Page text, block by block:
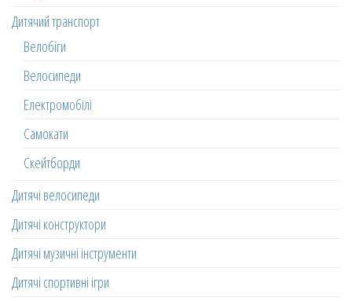
Дитячий транспорт
Велобіги
Велосипеди
Електромобілі
Самокати
Скейтборди
Дитячі велосипеди
Дитячі конструктори
Дитячі музичні інструменти
Дитячі спортивні ігри